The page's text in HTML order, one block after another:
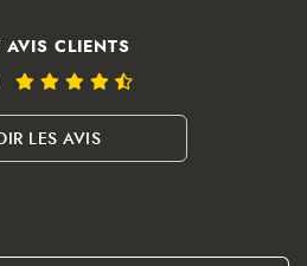
CLIENTS
LES AVIS